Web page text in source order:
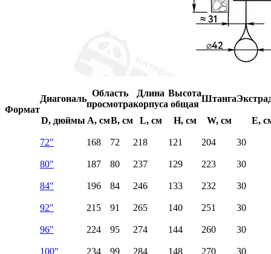
Формат
Диагональ
Область
просмотра
Длина
корпуса
Высота
общая
Штанга
D, дюймы A, смB, см L, см H, см W, см E,
72" 168 72 218 121 204 30
80" 187 80 237 129 223 30
84" 196 84 246 133 232 30
92" 215 91 265 140 251 30
96" 224 95 274 144 260 30
100" 234 99 284 148 270 30